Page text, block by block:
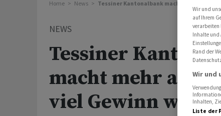
Home News Tessiner Kantonalbank macht mehr als
NEWS
Tessiner
macht mehr als
viel Gewinn wie
Wir und
auf Ihrem
verarbeiten
Inhalte und
Rand der
Wir und
Inhalten,
Liste der